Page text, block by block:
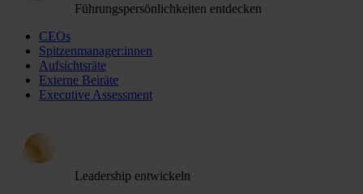
Führungspersönlichkeiten entdecken
CEOs
Spitzenmanager:innen
Aufsichtsräte
Externe Beiräte
Executive Assessment
Leadership entwickeln